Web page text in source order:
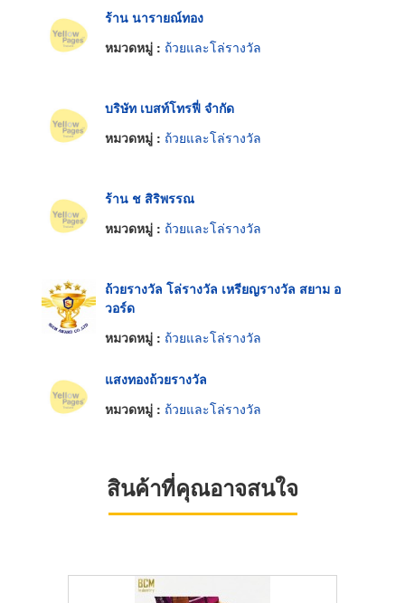
ร้าน นารายณ์ทอง
หมวดหมู่ : ถ้วยและโล่รางวัล
บริษัท เบสท์โทรฟี่ จำกัด
หมวดหมู่ : ถ้วยและโล่รางวัล
ร้าน ช สิริพรรณ
หมวดหมู่ : ถ้วยและโล่รางวัล
ถ้วยรางวัล โล่รางวัล เหรียญรางวัล สยาม อ
วอร์ด
หมวดหมู่ : ถ้วยและโล่รางวัล
แสงทองถ้วยรางวัล
หมวดหมู่ : ถ้วยและโล่รางวัล
สินค้าที่คุณอาจสนใจ